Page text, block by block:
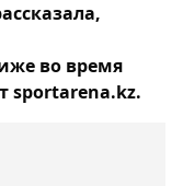
во время
sportarena.kz.